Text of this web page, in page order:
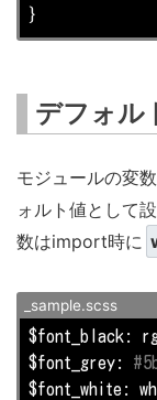
}
デフォル
モジュールの変
ォルト値として
数はimport時に
_sample.scss
$font_black:
$font_grey:
$font_white: